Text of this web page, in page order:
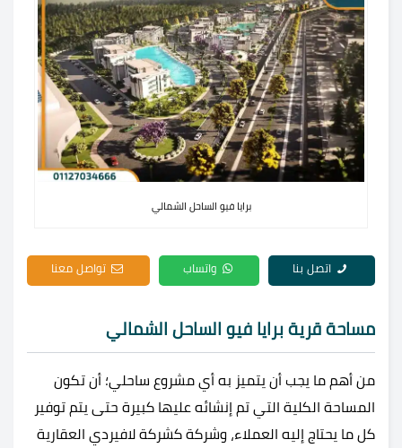
برايا فيو الساحل الشمالي
اتصل بنا واتساب تواصل معنا
مساحة قرية برايا فيو الساحل الشمالي
من أهم ما يجب أن يتميز به أي مشروع ساحلي؛ أن تكون
المساحة الكلية التي تم إنشائه عليها كبيرة حتى يتم توفير
كل ما يحتاج إليه العملاء، وشركة كشركة لافيردي العقارية